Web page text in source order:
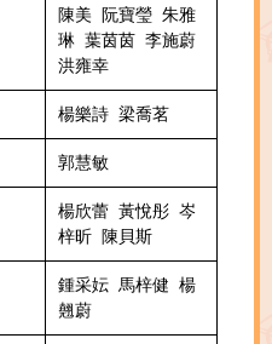
陳美 阮寶瑩 朱雅
琳 葉茵茵 李施蔚
洪雍幸
楊樂詩 梁喬茗
郭慧敏
楊欣蕾 黃悅彤 岑
梓昕 陳貝斯
鍾采妘 馬梓健 楊
翹蔚